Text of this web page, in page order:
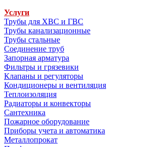
Услуги
Трубы для ХВС и ГВС
Трубы канализационные
Трубы стальные
Соединение труб
Запорная арматура
Фильтры и грязевики
Клапаны и регуляторы
Кондиционеры и вентиляция
Теплоизоляция
Радиаторы и конвекторы
Сантехника
Пожарное оборудование
Приборы учета и автоматика
Металлопрокат